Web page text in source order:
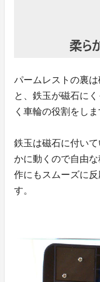
パームレストの裏
と、鉄玉が磁石に
く車輪の役割をしま
鉄玉は磁石に付い
かに動くので自由
作にもスムーズに
す。